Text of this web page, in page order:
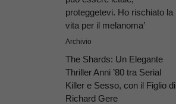
proteggetevi. Ho rischiato la
vita per il melanoma’
Archivio
The Shards: Un Elegante
Thriller Anni ’80 tra Serial
Killer e Sesso, con il Figlio di
Richard Gere